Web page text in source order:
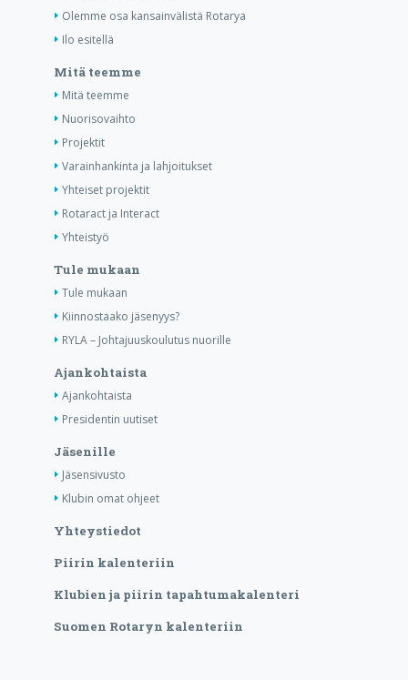
Olemme osa kansainvälistä Rotarya
Ilo esitellä
Mitä teemme
Mitä teemme
Nuorisovaihto
Projektit
Varainhankinta ja lahjoitukset
Yhteiset projektit
Rotaract ja Interact
Yhteistyö
Tule mukaan
Tule mukaan
Kiinnostaako jäsenyys?
RYLA – Johtajuuskoulutus nuorille
Ajankohtaista
Ajankohtaista
Presidentin uutiset
Jäsenille
Jäsensivusto
Klubin omat ohjeet
Yhteystiedot
Piirin kalenteriin
Klubien ja piirin tapahtumakalenteri
Suomen Rotaryn kalenteriin